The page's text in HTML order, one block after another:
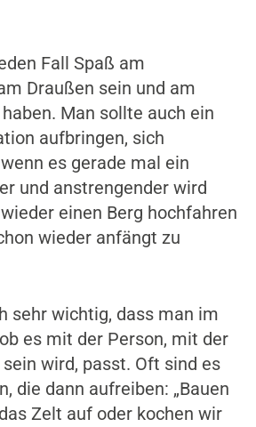
Fall Spaß am
Draußen sein und am
Man sollte auch ein
aufbringen, sich
es gerade mal ein
und anstrengender wird
einen Berg hochfahren
wieder anfängt zu
sehr wichtig, dass man im
es mit der Person, mit der
wird, passt. Oft sind es
die dann aufreiben: „Bauen
Zelt auf oder kochen wir